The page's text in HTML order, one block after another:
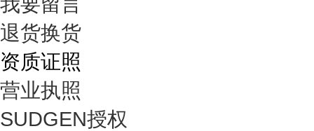
退货换货
资质证照
营业执照
SUDGEN授权